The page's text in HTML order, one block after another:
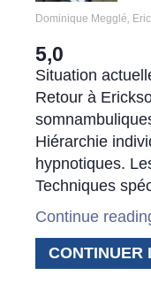
Dominique Megglé
5,0
Situation
Retour à
Hiérarchie
hypnotiques.
Techniques
Continue
CONTINUER